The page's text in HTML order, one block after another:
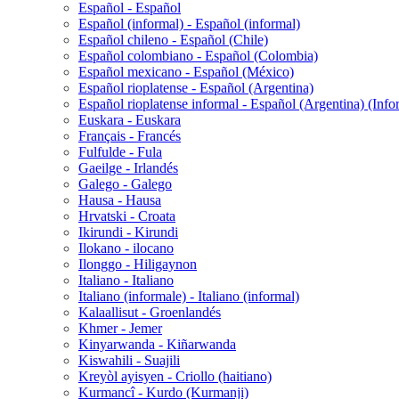
Español - Español
Español (informal) - Español (informal)
Español chileno - Español (Chile)
Español colombiano - Español (Colombia)
Español mexicano - Español (México)
Español rioplatense - Español (Argentina)
Español rioplatense informal - Español (Argentina)
Euskara - Euskara
Français - Francés
Fulfulde - Fula
Gaeilge - Irlandés
Galego - Galego
Hausa - Hausa
Hrvatski - Croata
Ikirundi - Kirundi
Ilokano - ilocano
Ilonggo - Hiligaynon
Italiano - Italiano
Italiano (informale) - Italiano (informal)
Kalaallisut - Groenlandés
Khmer - Jemer
Kinyarwanda - Kiñarwanda
Kiswahili - Suajili
Kreyòl ayisyen - Criollo (haitiano)
Kurmancî - Kurdo (Kurmanji)